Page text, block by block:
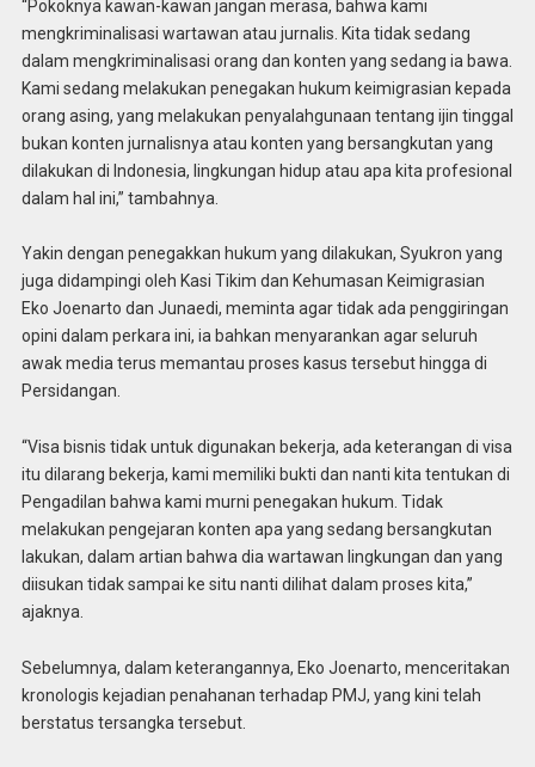
“Pokoknya kawan-kawan jangan merasa, bahwa kami
mengkriminalisasi wartawan atau jurnalis. Kita tidak sedang
dalam mengkriminalisasi orang dan konten yang sedang ia bawa.
Kami sedang melakukan penegakan hukum keimigrasian kepada
orang asing, yang melakukan penyalahgunaan tentang ijin tinggal
bukan konten jurnalisnya atau konten yang bersangkutan yang
dilakukan di Indonesia, lingkungan hidup atau apa kita profesional
dalam hal ini,” tambahnya.
Yakin dengan penegakkan hukum yang dilakukan, Syukron yang
juga didampingi oleh Kasi Tikim dan Kehumasan Keimigrasian
Eko Joenarto dan Junaedi, meminta agar tidak ada penggiringan
opini dalam perkara ini, ia bahkan menyarankan agar seluruh
awak media terus memantau proses kasus tersebut hingga di
Persidangan.
“Visa bisnis tidak untuk digunakan bekerja, ada keterangan di visa
itu dilarang bekerja, kami memiliki bukti dan nanti kita tentukan di
Pengadilan bahwa kami murni penegakan hukum. Tidak
melakukan pengejaran konten apa yang sedang bersangkutan
lakukan, dalam artian bahwa dia wartawan lingkungan dan yang
diisukan tidak sampai ke situ nanti dilihat dalam proses kita,”
ajaknya.
Sebelumnya, dalam keterangannya, Eko Joenarto, menceritakan
kronologis kejadian penahanan terhadap PMJ, yang kini telah
berstatus tersangka tersebut.